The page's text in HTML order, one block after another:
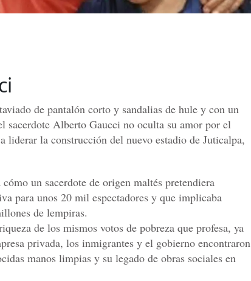
de pantalón corto y sandalias de hule y con un
sacerdote Alberto Gaucci no oculta su amor por el
liderar la construcción del nuevo estadio de Juticalpa,
un sacerdote de origen maltés pretendiera
para unos 20 mil espectadores y que implicaba
de lempiras.
de los mismos votos de pobreza que profesa, ya
privada, los inmigrantes y el gobierno encontraron
manos limpias y su legado de obras sociales en